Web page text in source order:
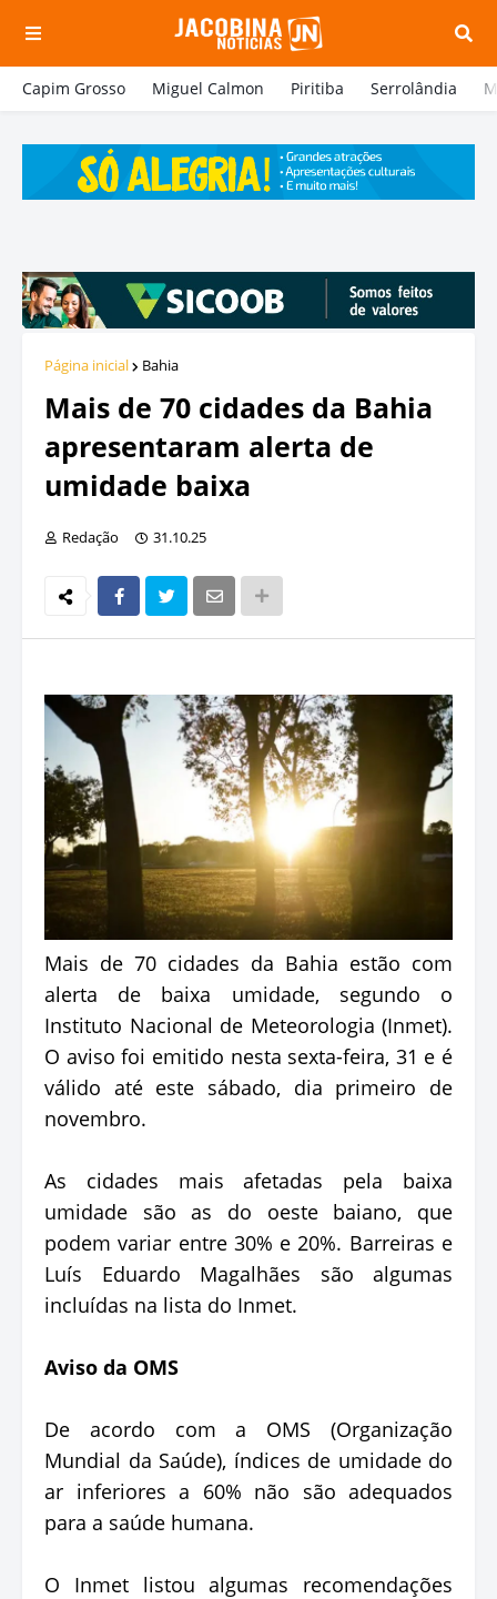
Capim Grosso Miguel Calmon Piritiba Serrolândia
Página inicial Bahia
Mais de 70 cidades da Bahia
apresentaram alerta de
umidade baixa
Redação 31.10.25
Mais de 70 cidades da Bahia estão com
alerta de baixa umidade, segundo o
Instituto Nacional de Meteorologia (Inmet).
O aviso foi emitido nesta sexta-feira, 31 e é
válido até este sábado, dia primeiro de
novembro.
As cidades mais afetadas pela baixa
umidade são as do oeste baiano, que
podem variar entre 30% e 20%. Barreiras e
Luís Eduardo Magalhães são algumas
incluídas na lista do Inmet.
Aviso da OMS
De acordo com a OMS (Organização
Mundial da Saúde), índices de umidade do
ar inferiores a 60% não são adequados
para a saúde humana.
O Inmet listou algumas recomendações